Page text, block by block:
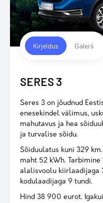
Kirjeldus Galerii
SERES 3
Seres 3 on jõudnud
enesekindel välimus,
mahutavus ja hea
ja turvalise sõidu.
Sõiduulatus kuni 329
maht 52 kWh.
alalisvoolu kiirlaadijaga
kodulaadijaga 9 tundi.
Hind 38 900 eurot.